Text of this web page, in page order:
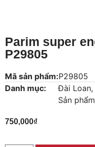
Parim super
P29805
Mã sản phẩm:P29805
Danh mục:
Đài Loan,
Sản phẩm
750,000₫